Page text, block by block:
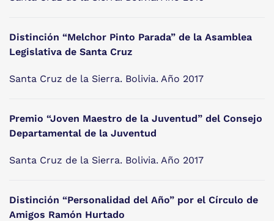
Distinción “Melchor Pinto Parada” de la Asamblea
Legislativa de Santa Cruz
Santa Cruz de la Sierra. Bolivia. Año 2017
Premio “Joven Maestro de la Juventud” del Consejo
Departamental de la Juventud
Santa Cruz de la Sierra. Bolivia. Año 2017
Distinción “Personalidad del Año” por el Círculo de
Amigos Ramón Hurtado